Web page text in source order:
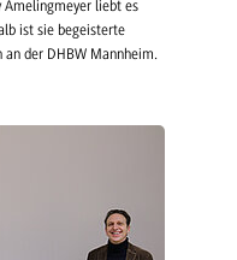
Amelingmeyer liebt es
ist sie begeisterte
der DHBW Mannheim.